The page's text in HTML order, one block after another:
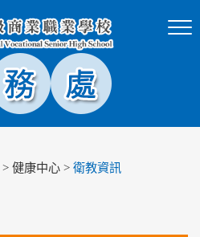
> 健康中心 > 衛教資訊